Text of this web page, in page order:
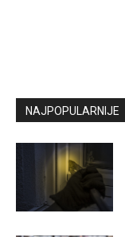
NAJPOPULARNIJE